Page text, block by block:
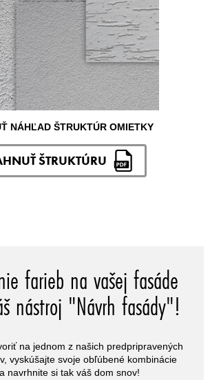
NÁHĽAD ŠTRUKTÚR OMIETKY
ŠTRUKTÚRU
farieb na vašej fasáde
nástroj "Návrh fasády"!
na jednom z našich predpripravených
vyskúšajte svoje obľúbené kombinácie
navrhnite si tak váš dom snov!